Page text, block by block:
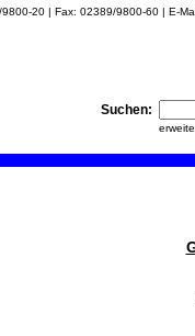
9800-20 | Fax: 02389/9800-60 |
Suchen: